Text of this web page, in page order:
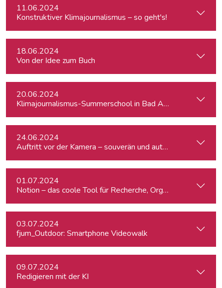
11.06.2024
Konstruktiver Klimajournalismus – so geht's!
18.06.2024
Von der Idee zum Buch
20.06.2024
Klimajournalismus-Summerschool in Bad Aussee
24.06.2024
Auftritt vor der Kamera – souverän und authentisch
01.07.2024
Notion – das coole Tool für Recherche, Organisation &
03.07.2024
fjum_Outdoor: Smartphone Videowalk
09.07.2024
Redigieren mit der KI